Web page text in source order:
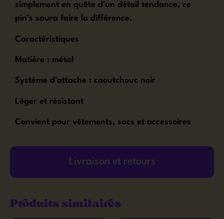
Livraison et retours
simplement en quête d’un détail tendance, ce
pin’s saura faire la différence.
Caractéristiques
Matière : métal
Système d’attache : caoutchouc noir
Léger et résistant
Convient pour vêtements, sacs et accessoires
Produits similaires